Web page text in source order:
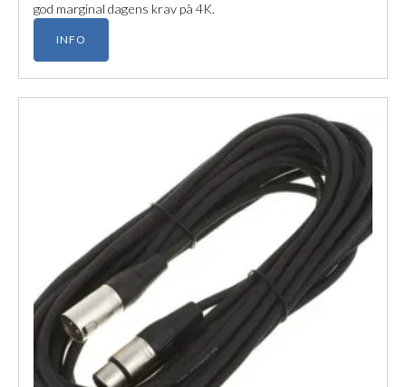
god marginal dagens krav på 4K.
INFO